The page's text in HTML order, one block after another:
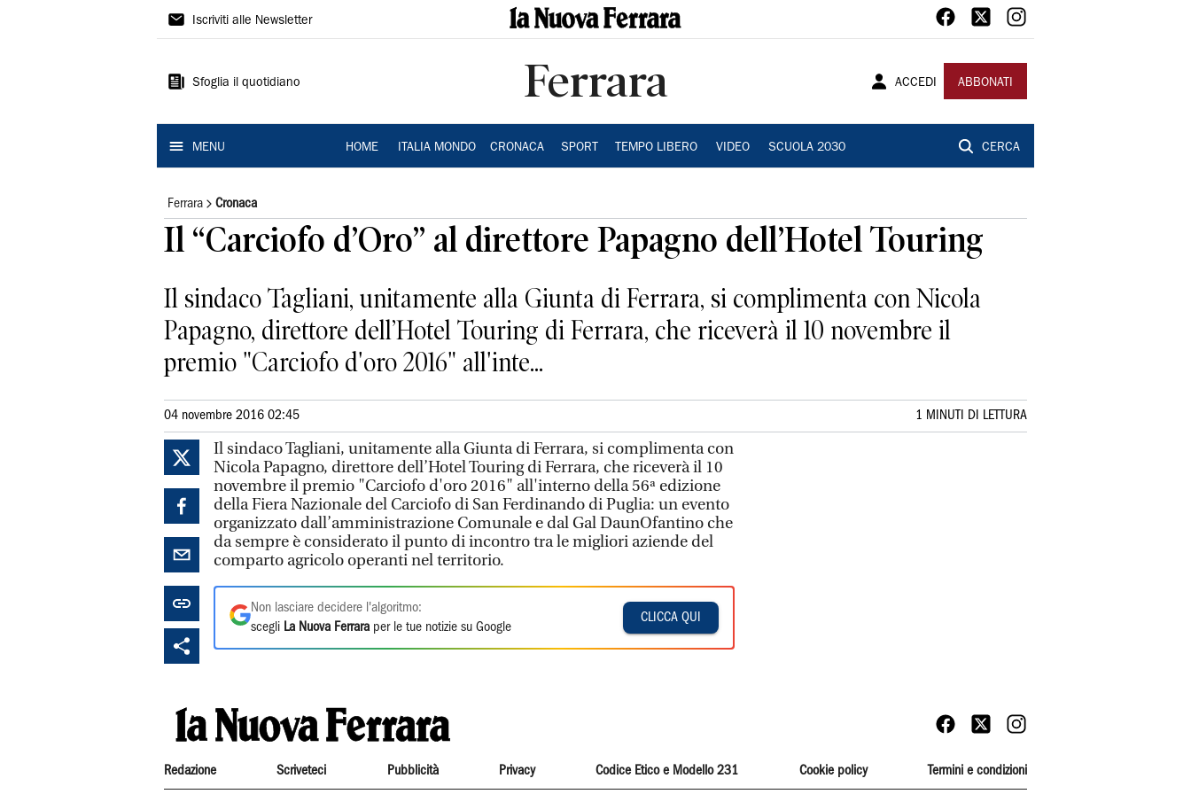
La
Ferrara
Iscriviti alle Newsletter
Sfoglia il quotidiano Ferrara ACCEDI ABBONATI
MENU HOME ITALIA MONDO CRONACA SPORT TEMPO LIBERO VIDEO SCUOLA 2030 CERCA
Ferrara Cronaca
Il “Carciofo d’Oro” al direttore Papagno dell’Hotel Touring
Il sindaco Tagliani, unitamente alla Giunta di Ferrara, si complimenta con Nicola
Papagno, direttore dell’Hotel Touring di Ferrara, che riceverà il 10 novembre il
premio "Carciofo d'oro 2016" all'inte...
04 novembre 2016 02:45 1 MINUTI DI LETTURA
Il sindaco Tagliani, unitamente alla Giunta di Ferrara, si complimenta con
Nicola Papagno, direttore dell’Hotel Touring di Ferrara, che riceverà il 10
novembre il premio "Carciofo d'oro 2016" all'interno della 56ª edizione
della Fiera Nazionale del Carciofo di San Ferdinando di Puglia: un evento
organizzato dall’amministrazione Comunale e dal Gal DaunOfantino che
da sempre è considerato il punto di incontro tra le migliori aziende del
comparto agricolo operanti nel territorio.
Non lasciare decidere l'algoritmo:
scegli La Nuova Ferrara per le tue notizie su Google
CLICCA QUI
Redazione Scriveteci Pubblicità Privacy Codice Etico e Modello 231 Cookie policy Termini e condizioni